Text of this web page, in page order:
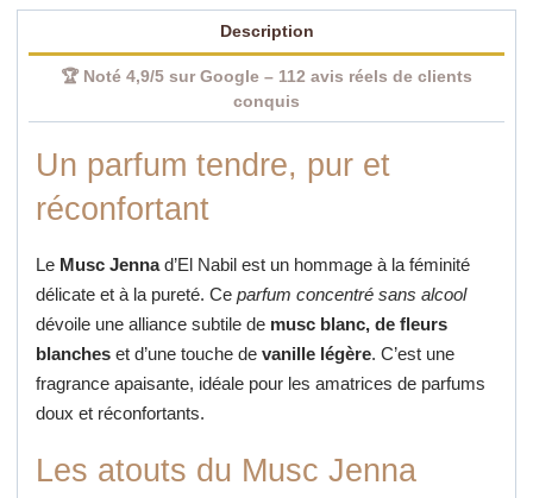
Description
🏆 Noté 4,9/5 sur Google – 112 avis réels de clients
conquis
Un parfum tendre, pur et
réconfortant
Le Musc Jennad’El Nabil est un hommage à la féminité
délicate et à la pureté. Ce parfum concentré sans alcool
dévoile une alliance subtile de musc blanc, de fleurs
blanches et d’une touche de vanille légère. C’est une
fragrance apaisante, idéale pour les amatrices de parfums
doux et réconfortants.
Les atouts du Musc Jenna